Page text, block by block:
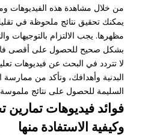
من خلال مشاهدة هذه الفيديوهات
يمكنك تحقيق نتائج ملحوظة في
مظهرها. يجب الالتزام بالتوجيهات
بشكل صحيح للحصول على أقصى
لا تتردد في البحث عن فيديوهات
البدنية وأهدافك، وتأكد من ممارسة
السليمة للحصول على نتائج
فوائد فيديوهات
وكيفية الاستفادة منها